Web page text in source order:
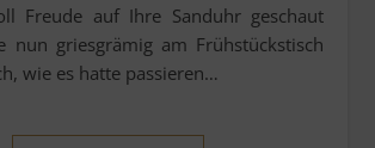
Freude auf Ihre Sanduhr geschaut
nun griesgrämig am Frühstückstisch
wie es hatte passieren…